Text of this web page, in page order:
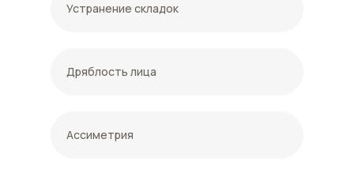
Ассиметрия
Устранение складок
Дряблость лица